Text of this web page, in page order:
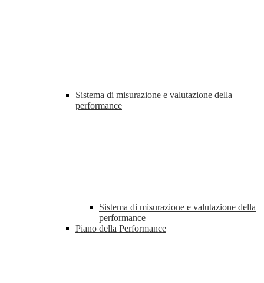
Sistema di misurazione e valutazione della
performance
Sistema di misurazione e valutazione della
performance
Piano della Performance